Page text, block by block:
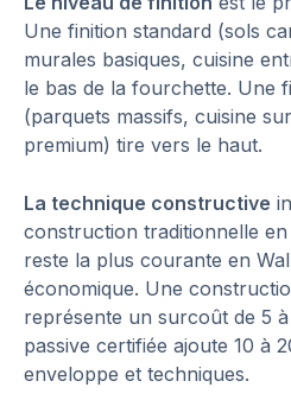
Une finition standard (sols
murales basiques, cuisine
le bas de la fourchette. Une
(parquets massifs, cuisine
premium) tire vers le haut.
La technique constructive
construction traditionnelle
reste la plus courante en
économique. Une
représente un surcoût de 5
passive certifiée ajoute 10 à
enveloppe et techniques.